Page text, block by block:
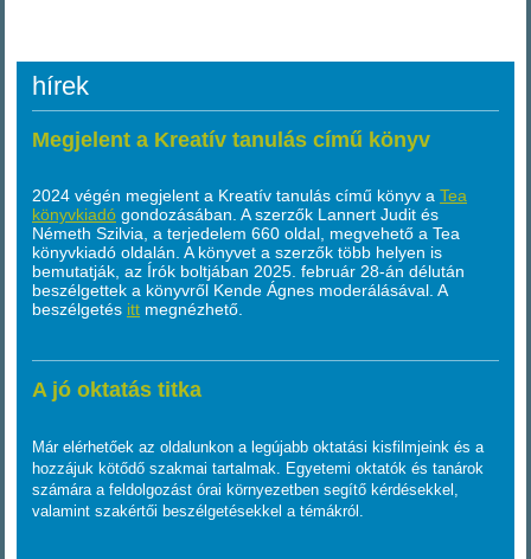
hírek
Megjelent a Kreatív tanulás című könyv
2024 végén megjelent a Kreatív tanulás című könyv a Tea
könyvkiadó gondozásában. A szerzők Lannert Judit és
Németh Szilvia, a terjedelem 660 oldal, megvehető a Tea
könyvkiadó oldalán. A könyvet a szerzők több helyen is
bemutatják, az Írók boltjában 2025. február 28-án délután
beszélgettek a könyvről Kende Ágnes moderálásával. A
beszélgetés itt megnézhető.
A jó oktatás titka
Már elérhetőek az oldalunkon a legújabb oktatási kisfilmjeink és a
hozzájuk kötődő szakmai tartalmak. Egyetemi oktatók és tanárok
számára a feldolgozást órai környezetben segítő kérdésekkel,
valamint szakértői beszélgetésekkel a témákról.